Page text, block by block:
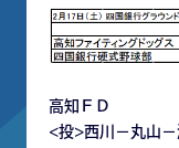
高知ＦＤ
<投>西川－丸山